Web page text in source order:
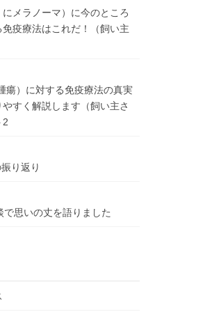
メラノーマ）に今のところ
疫療法はこれだ！（飼い主
瘍）に対する免疫療法の真実
すく解説します（飼い主さ
2
り返り
で思いの丈を語りました